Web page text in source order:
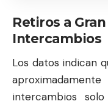
Retiros a
Intercambios
Los datos indican
intercambios